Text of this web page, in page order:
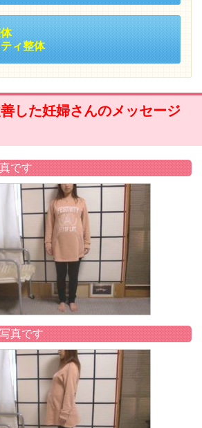
ィ整体
した妊婦さんのメッセージ
です
真です